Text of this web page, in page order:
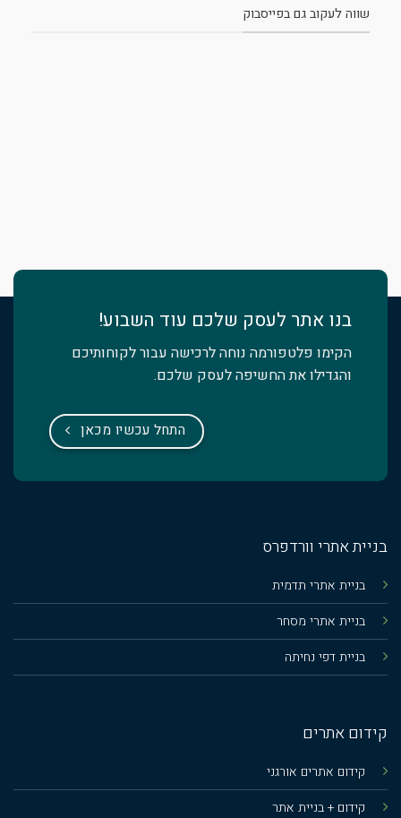
שווה לעקוב גם בפייסבוק
בנו אתר לעסק שלכם עוד השבוע!
הקימו פלטפורמה נוחה לרכישה עבור לקוחותיכם
והגדילו את החשיפה לעסק שלכם.
התחל עכשיו מכאן
בניית אתרי וורדפרס
בניית אתרי תדמית
בניית אתרי מסחר
בניית דפי נחיתה
קידום אתרים
קידום אתרים אורגני
קידום + בניית אתר